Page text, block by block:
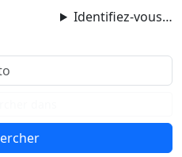
Identifiez-vous…